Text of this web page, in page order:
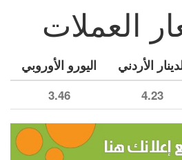
العملات
الأردني اليورو الأوروبي
4.23
3.46